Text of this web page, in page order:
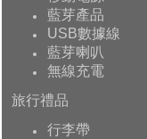
藍芽產品
USB數據線
藍芽喇叭
無線充電
旅行禮品
行李帶